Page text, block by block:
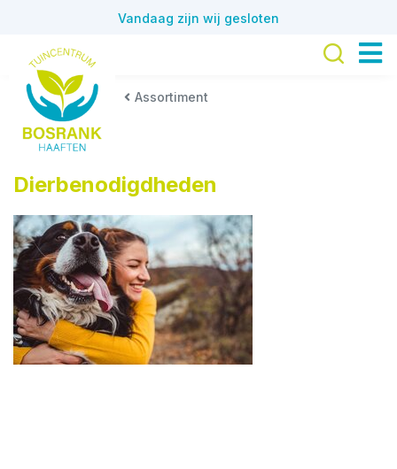
Assortiment
Vandaag zijn wij gesloten
Dierbenodigdheden